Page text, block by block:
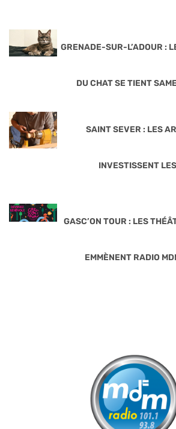
GRENADE-SUR-L’ADOUR :
DU CHAT SE TIENT
SAINT SEVER : LES
INVESTISSENT
GASC’ON TOUR : LES
EMMÈNENT RADIO